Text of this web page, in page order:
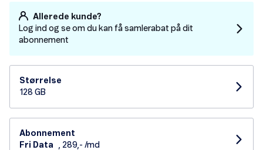
Allerede kunde?
Log ind og se om du kan få samlerabat på dit
abonnement
Størrelse
128 GB
Abonnement
Fri Data
, 289,- /md